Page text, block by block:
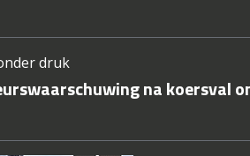
druk
na koersval